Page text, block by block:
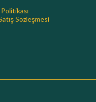
Sözleşmesi